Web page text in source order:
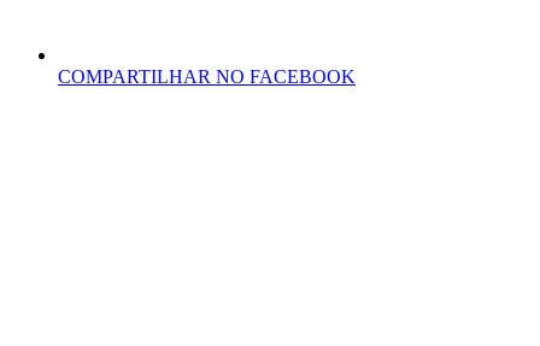
COMPARTILHAR NO FACEBOOK